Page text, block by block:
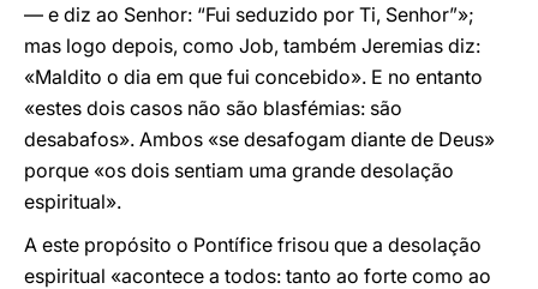
— e diz ao Senhor: “Fui seduzido por Ti, Senhor”»;
mas logo depois, como Job, também Jeremias diz:
«Maldito o dia em que fui concebido». E no entanto
«estes dois casos não são blasfémias: são
desabafos». Ambos «se desafogam diante de Deus»
porque «os dois sentiam uma grande desolação
espiritual».
A este propósito o Pontífice frisou que a desolação
espiritual «acontece a todos: tanto ao forte como ao